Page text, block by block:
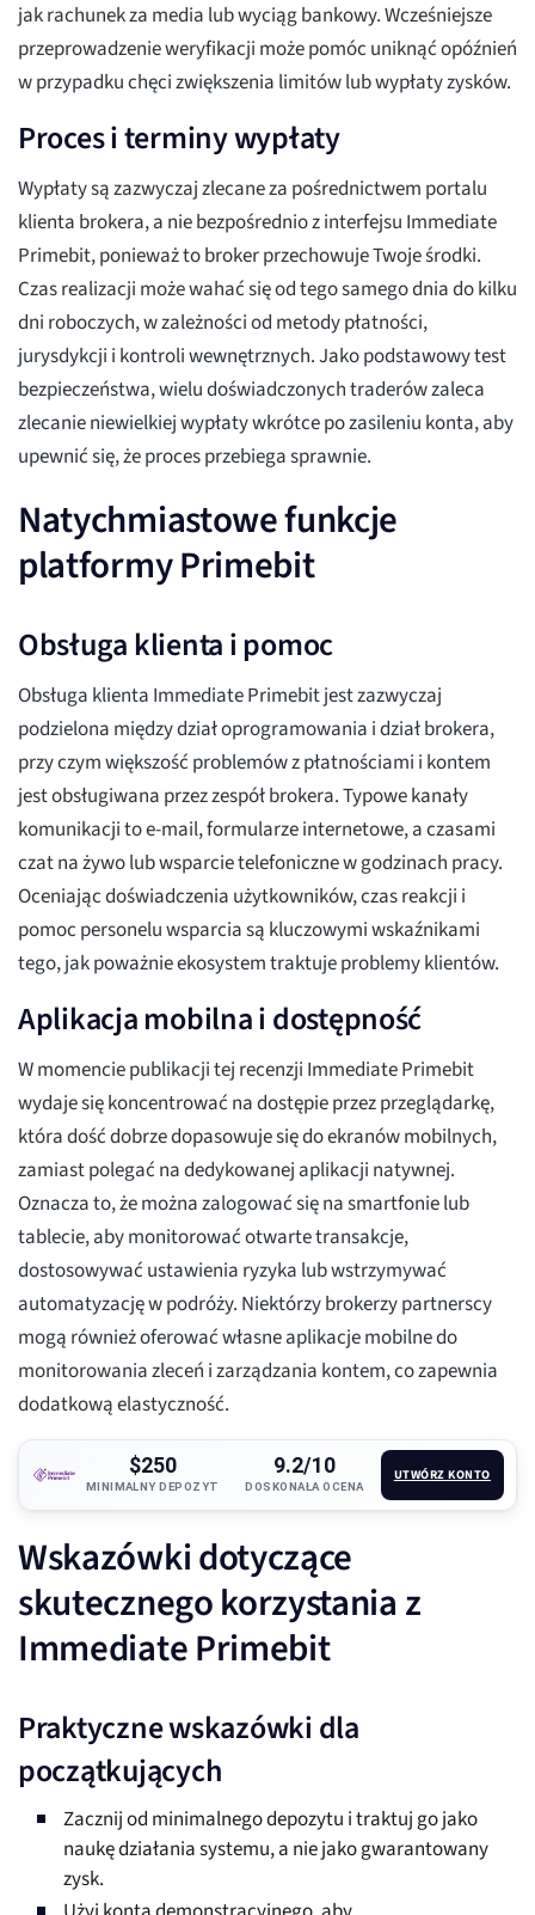
jak rachunek za media lub wyciąg bankowy. Wcześniejsze
przeprowadzenie weryfikacji może pomóc uniknąć opóźnień
w przypadku chęci zwiększenia limitów lub wypłaty zysków.
Proces i terminy wypłaty
Wypłaty są zazwyczaj zlecane za pośrednictwem portalu
klienta brokera, a nie bezpośrednio z interfejsu Immediate
Primebit, ponieważ to broker przechowuje Twoje środki.
Czas realizacji może wahać się od tego samego dnia do kilku
dni roboczych, w zależności od metody płatności,
jurysdykcji i kontroli wewnętrznych. Jako podstawowy test
bezpieczeństwa, wielu doświadczonych traderów zaleca
zlecanie niewielkiej wypłaty wkrótce po zasileniu konta, aby
upewnić się, że proces przebiega sprawnie.
Natychmiastowe funkcje
platformy Primebit
Obsługa klienta i pomoc
Obsługa klienta Immediate Primebit jest zazwyczaj
podzielona między dział oprogramowania i dział brokera,
przy czym większość problemów z płatnościami i kontem
jest obsługiwana przez zespół brokera. Typowe kanały
komunikacji to e-mail, formularze internetowe, a czasami
czat na żywo lub wsparcie telefoniczne w godzinach pracy.
Oceniając doświadczenia użytkowników, czas reakcji i
pomoc personelu wsparcia są kluczowymi wskaźnikami
tego, jak poważnie ekosystem traktuje problemy klientów.
Aplikacja mobilna i dostępność
W momencie publikacji tej recenzji Immediate Primebit
wydaje się koncentrować na dostępie przez przeglądarkę,
która dość dobrze dopasowuje się do ekranów mobilnych,
zamiast polegać na dedykowanej aplikacji natywnej.
Oznacza to, że można zalogować się na smartfonie lub
tablecie, aby monitorować otwarte transakcje,
dostosowywać ustawienia ryzyka lub wstrzymywać
automatyzację w podróży. Niektórzy brokerzy partnerscy
mogą również oferować własne aplikacje mobilne do
monitorowania zleceń i zarządzania kontem, co zapewnia
dodatkową elastyczność.
$250
MINIMALNY DEPOZYT
9.2/10
DOSKONAŁA OCENA
UTWÓRZ KONTO
Wskazówki dotyczące
skutecznego korzystania z
Immediate Primebit
Praktyczne wskazówki dla
początkujących
Zacznij od minimalnego depozytu i traktuj go jako
naukę działania systemu, a nie jako gwarantowany
zysk.